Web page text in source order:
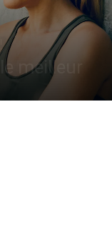
meilleur